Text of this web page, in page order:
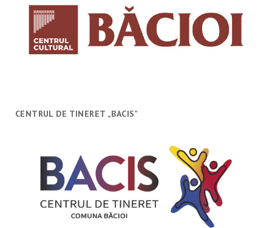
CENTRUL DE TINERET „BACIS”